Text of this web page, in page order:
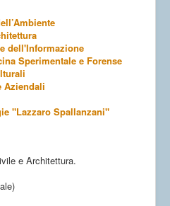
dell'Informazione
Sperimentale e Forense
Aziendali
"Lazzaro Spallanzani"
e Architettura.